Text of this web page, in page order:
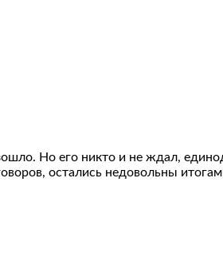
Но его никто и не ждал,
остались недовольны